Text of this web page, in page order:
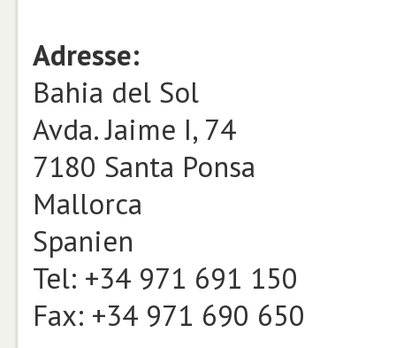
Adresse:
Bahia del Sol
Avda. Jaime I, 74
7180 Santa Ponsa
Mallorca
Spanien
Tel: +34 971 691 150
Fax: +34 971 690 650